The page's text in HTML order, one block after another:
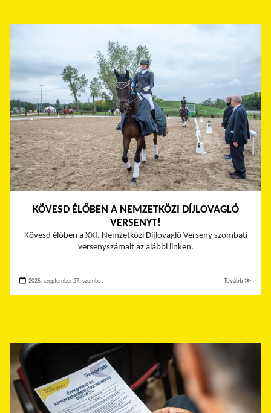
KÖVESD ÉLŐBEN A NEMZETKÖZI DÍJLOVAGLÓ
VERSENYT!
Kövesd élőben a XXI. Nemzetközi Díjlovagló Verseny szombati
versenyszámait az alábbi linken.
2025. szeptember 27. szombat Tovább ≫